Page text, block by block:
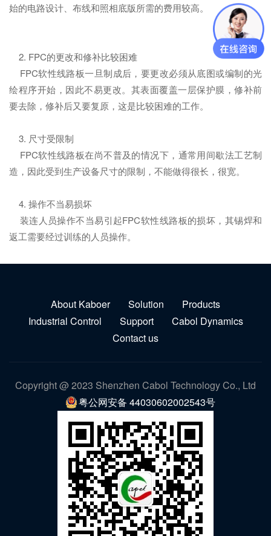
始的电路设计、布线和照相底版所需的费用较高。
2. FPC的更改和修补比较困难
FPC软性线路板一旦制成后，要更改必须从底图或编制的光
绘程序开始，因此不易更改。其表面覆盖一层保护膜，修补前
要去除，修补后又要复原，这是比较困难的工作。
3. 尺寸受限制
FPC软性线路板在尚不普及的情况下，通常用间歇法工艺制
造，因此受到生产设备尺寸的限制，不能做得很长，很宽。
4. 操作不当易损坏
装连人员操作不当易引起FPC软性线路板的损坏，其锡焊和
返工需要经过训练的人员操作。
About Kaboer Solution
Products
Industrial Control
Support
Cabol Dynamics
Contact us
Copyright @ 2023 Shenzhen Cabol Technology Co., Ltd
粤公网安备 44030602002543号